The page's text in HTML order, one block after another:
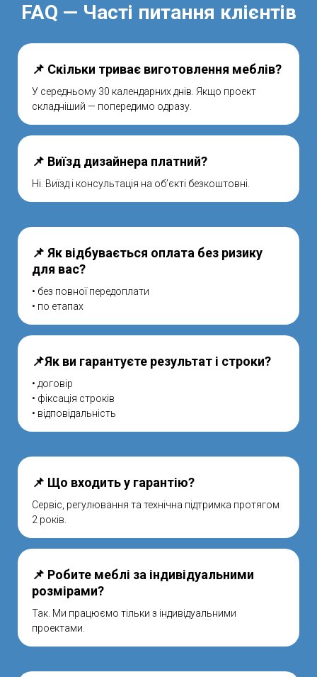
FAQ — Часті питання клієнтів
📌 Скільки триває виготовлення меблів?
У середньому 30 календарних днів. Якщо проект
складніший — попередимо одразу.
📌 Виїзд дизайнера платний?
Ні. Виїзд і консультація на об’єкті безкоштовні.
📌 Як відбувається оплата без ризику
для вас?
• без повної передоплати
• по етапах
📌Як ви гарантуєте результат і строки?
• договір
• фіксація строків
• відповідальність
📌 Що входить у гарантію?
Сервіс, регулювання та технічна підтримка протягом
2 років.
📌 Робите меблі за індивідуальними
розмірами?
Так. Ми працюємо тільки з індивідуальними
проектами.